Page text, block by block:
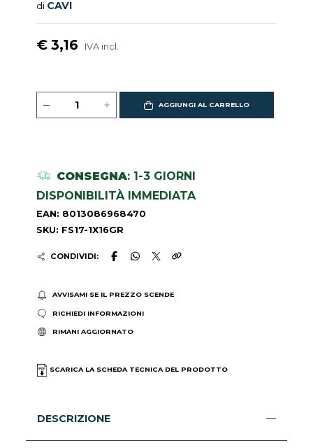
di CAVI
€ 3,16 IVA incl.
AGGIUNGI AL CARRELLO
CONSEGNA: 1-3 GIORNI
DISPONIBILITÀ IMMEDIATA
EAN: 8013086968470
SKU: FS17-1X16GR
CONDIVIDI:
AVVISAMI SE IL PREZZO SCENDE
RICHIEDI INFORMAZIONI
RIMANI AGGIORNATO
SCARICA LA SCHEDA TECNICA DEL PRODOTTO
DESCRIZIONE